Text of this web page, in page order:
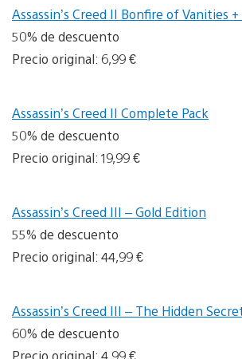
Assassin’s Creed II Bonfire of Vanities
50% de descuento
Precio original: 6,99 €
Assassin’s Creed II Complete Pack
50% de descuento
Precio original: 19,99 €
Assassin’s Creed III – Gold Edition
55% de descuento
Precio original: 44,99 €
Assassin’s Creed III – The Hidden
60% de descuento
Precio original: 4,99 €